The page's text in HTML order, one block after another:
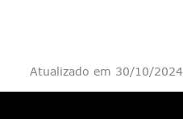
Atualizado em 30/10/2024